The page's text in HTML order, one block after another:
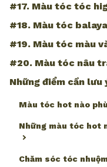
#17. Màu tóc tóc
#18. Màu tóc
#19. Màu tóc màu
#20. Màu tóc nâu
Những điểm cần
Màu tóc hot nào
Những màu tóc hot
Chăm sóc tóc